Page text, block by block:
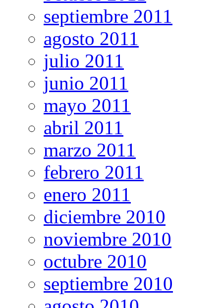
septiembre 2011
agosto 2011
julio 2011
junio 2011
mayo 2011
abril 2011
marzo 2011
febrero 2011
enero 2011
diciembre 2010
noviembre 2010
octubre 2010
septiembre 2010